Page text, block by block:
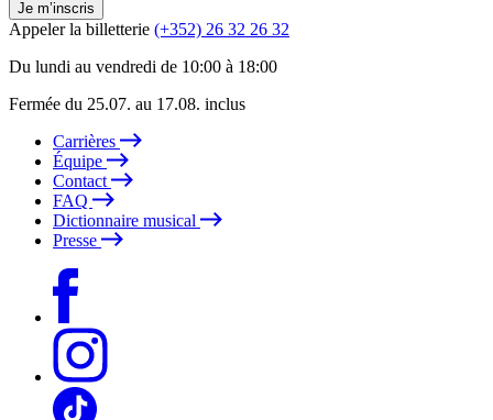
Je m’inscris
Appeler la billetterie (+352) 26 32 26 32
Du lundi au vendredi de 10:00 à 18:00
Fermée du 25.07. au 17.08. inclus
Carrières
Équipe
Contact
FAQ
Dictionnaire musical
Presse